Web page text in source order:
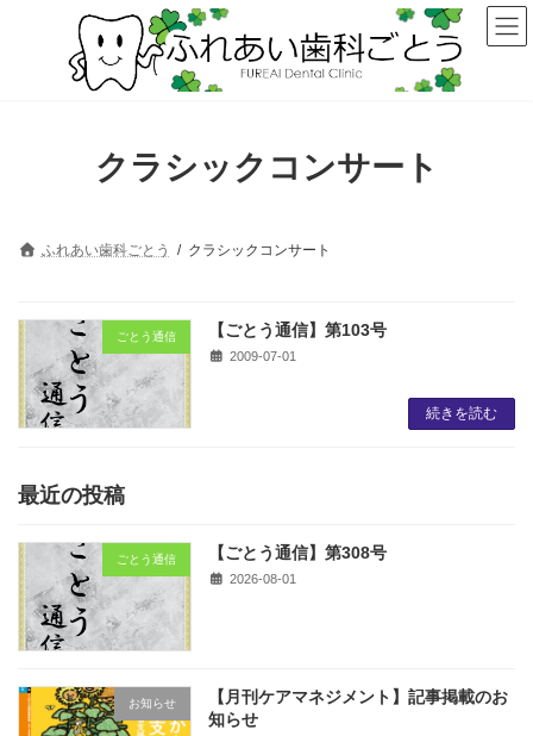
クラシックコンサート
ふれあい歯科ごとう クラシックコンサート
ごとう通信 【ごとう通信】第103号
2009-07-01
続きを読む
最近の投稿
ごとう通信 【ごとう通信】第308号
2026-08-01
お知らせ
【月刊ケアマネジメント】記事掲載のお
知らせ